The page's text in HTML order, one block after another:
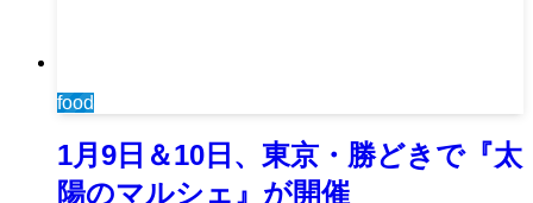
food
1月9日＆10日、東京・勝どきで『太
陽のマルシェ』が開催